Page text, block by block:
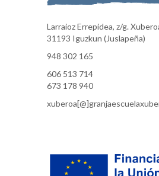
Larraioz Errepidea, z/g.
31193 Iguzkun (Juslapeña)
948 302 165
606 513 714
673 178 940